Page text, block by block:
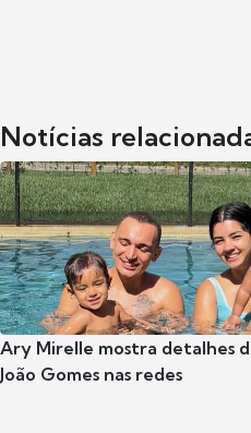
Notícias
Ary Mirelle mostra detalhes
João Gomes nas redes